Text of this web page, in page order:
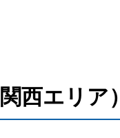
西エリア）